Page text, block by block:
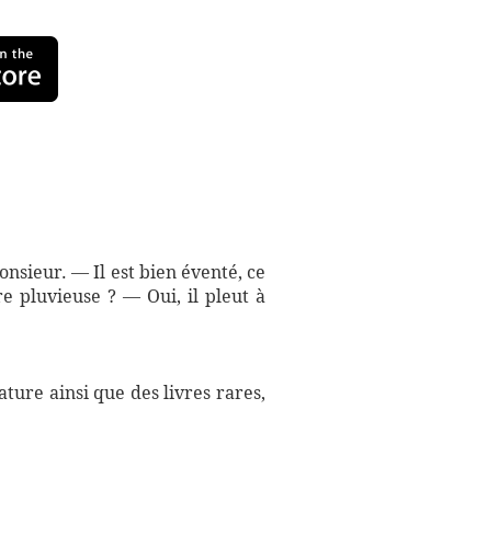
— Il est bien éventé, ce
pluvieuse ? — Oui, il pleut à
ainsi que des livres rares,